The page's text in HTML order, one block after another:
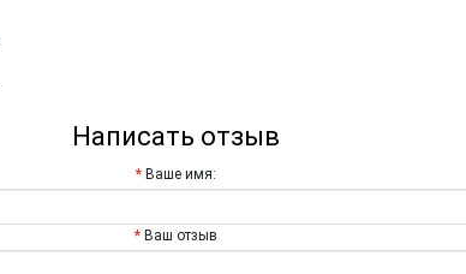
Написать отзыв
Ваше имя:
Ваш отзыв